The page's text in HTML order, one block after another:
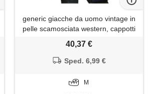
generic giacche da uomo vintage in
pelle scamosciata western, cappotti
da cowboy con colletto in pile,
giacche in ecopelle casual, inverno,
a manica lunga, con cerniera, top
40,37 €
Sped. 6,99 €
M